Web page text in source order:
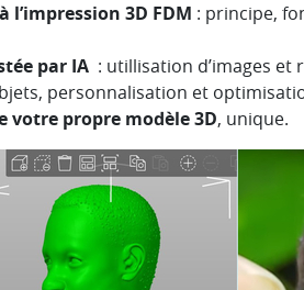
3D FDM : principe,
par IA : utillisation d’images
personnalisation et
votre propre modèle 3D, unique.